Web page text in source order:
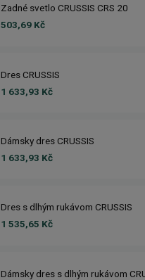
Zadné svetlo CRUSSIS CRS 20
503,69 Kč
Dres CRUSSIS
1 633,93 Kč
Dámsky dres CRUSSIS
1 633,93 Kč
Dres s dlhým rukávom CRUSSIS
1 535,65 Kč
Dámsky dres s dlhým rukávom